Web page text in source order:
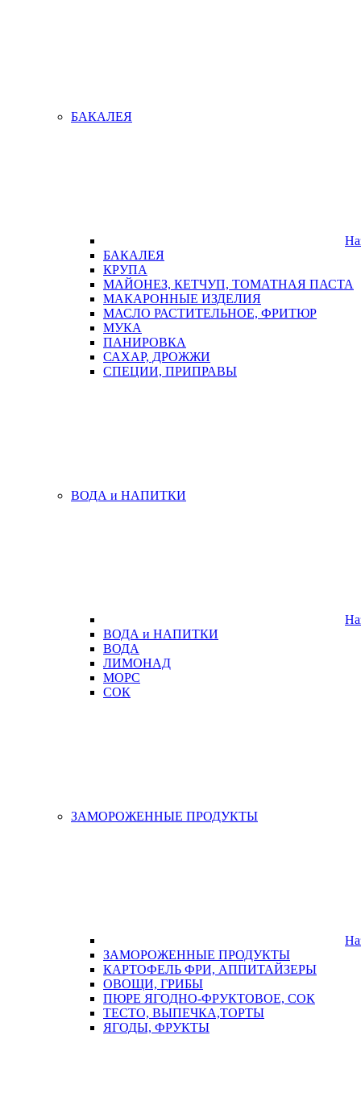
БАКАЛЕЯ
БАКАЛЕЯ
КРУПА
МАЙОНЕЗ, КЕТЧУП, ТОМАТНАЯ ПАСТА
МАКАРОННЫЕ ИЗДЕЛИЯ
МАСЛО РАСТИТЕЛЬНОЕ, ФРИТЮР
МУКА
ПАНИРОВКА
САХАР, ДРОЖЖИ
СПЕЦИИ, ПРИПРАВЫ
ВОДА и НАПИТКИ
ВОДА и НАПИТКИ
ВОДА
ЛИМОНАД
МОРС
СОК
ЗАМОРОЖЕННЫЕ ПРОДУКТЫ
ЗАМОРОЖЕННЫЕ ПРОДУКТЫ
КАРТОФЕЛЬ ФРИ, АППИТАЙЗЕРЫ
ОВОЩИ, ГРИБЫ
ПЮРЕ ЯГОДНО-ФРУКТОВОЕ, СОК
ТЕСТО, ВЫПЕЧКА,ТОРТЫ
ЯГОДЫ, ФРУКТЫ